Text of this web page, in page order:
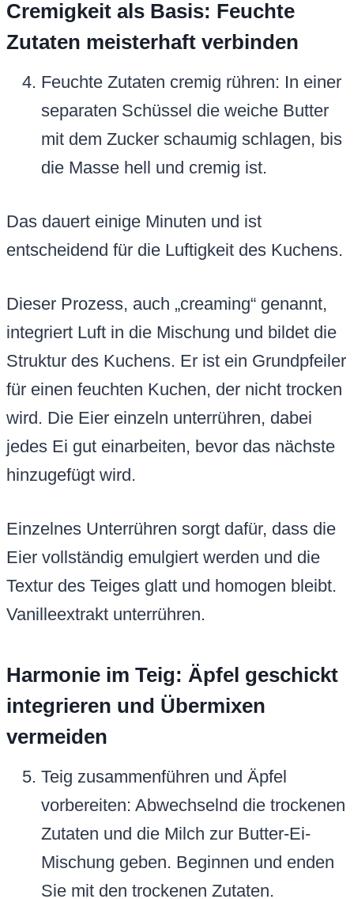
Cremigkeit als Basis: Feuchte
Zutaten meisterhaft verbinden
Feuchte Zutaten cremig rühren: In einer
separaten Schüssel die weiche Butter
mit dem Zucker schaumig schlagen, bis
die Masse hell und cremig ist.
Das dauert einige Minuten und ist
entscheidend für die Luftigkeit des Kuchens.
Dieser Prozess, auch „creaming“ genannt,
integriert Luft in die Mischung und bildet die
Struktur des Kuchens. Er ist ein Grundpfeiler
für einen feuchten Kuchen, der nicht trocken
wird. Die Eier einzeln unterrühren, dabei
jedes Ei gut einarbeiten, bevor das nächste
hinzugefügt wird.
Einzelnes Unterrühren sorgt dafür, dass die
Eier vollständig emulgiert werden und die
Textur des Teiges glatt und homogen bleibt.
Vanilleextrakt unterrühren.
Harmonie im Teig: Äpfel geschickt
integrieren und Übermixen
vermeiden
Teig zusammenführen und Äpfel
vorbereiten: Abwechselnd die trockenen
Zutaten und die Milch zur Butter-Ei-
Mischung geben. Beginnen und enden
Sie mit den trockenen Zutaten.